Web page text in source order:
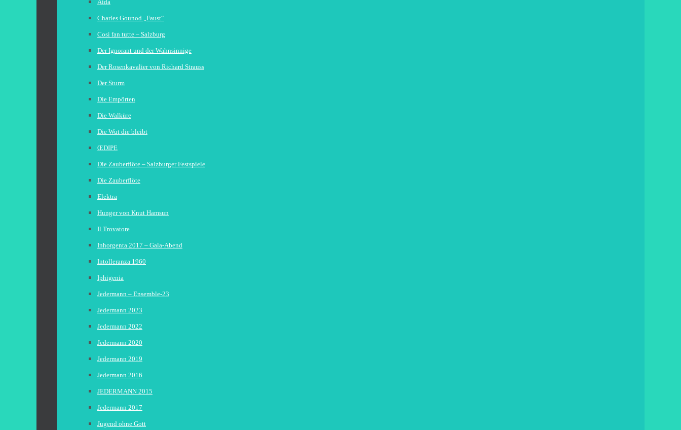
Aida
Charles Gounod „Faust“
Cosi fan tutte – Salzburg
Der Ignorant und der Wahnsinnige
Der Rosenkavalier von Richard Strauss
Der Sturm
Die Empörten
Die Walküre
Die Wut die bleibt
ŒDIPE
Die Zauberflöte – Salzburger Festspiele
Die Zauberflöte
Elektra
Hunger von Knut Hamsun
Il Trovatore
Inhorgenta 2017 – Gala-Abend
Intolleranza 1960
Iphigenia
Jedermann – Ensemble-23
Jedermann 2023
Jedermann 2022
Jedermann 2020
Jedermann 2019
Jedermann 2016
JEDERMANN 2015
Jedermann 2017
Jugend ohne Gott